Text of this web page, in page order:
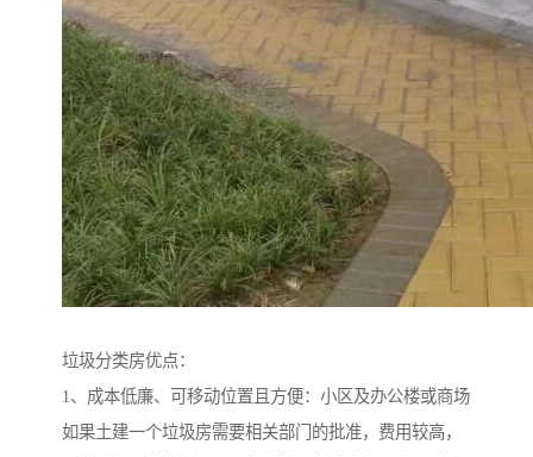
垃圾分类房优点：
1、成本低廉、可移动位置且方便：小区及办公楼或商场
如果土建一个垃圾房需要相关部门的批准，费用较高，